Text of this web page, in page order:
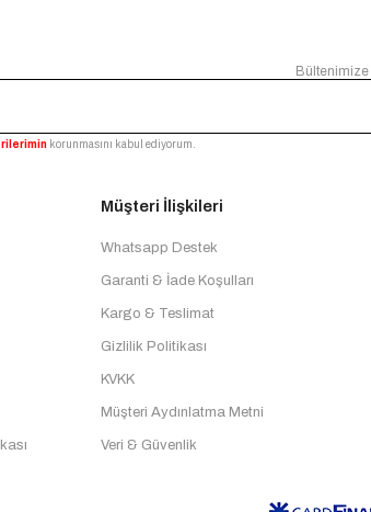
Bültenimize
korunmasını kabul ediyorum.
Müşteri İlişkileri
Whatsapp Destek
Garanti & İade Koşulları
Kargo & Teslimat
Gizlilik Politikası
KVKK
Müşteri Aydınlatma Metni
Veri & Güvenlik